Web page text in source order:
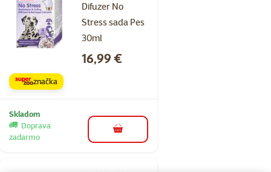
Difuzer No
Stress sada Pes
30ml
Cena
16,99 €
značka
Skladom
Doprava
zadarmo
do košíka